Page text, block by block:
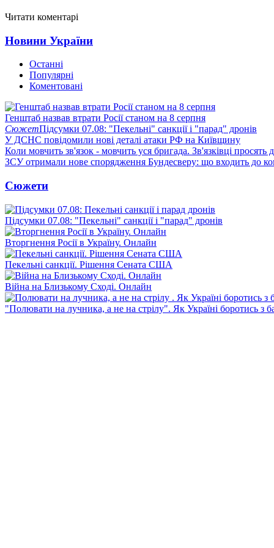
Читати коментарі
Новини України
Останні
Популярні
Коментовані
Генштаб назвав втрати Росії станом на 8 серпня
СюжетПідсумки 07.08: "Пекельні" санкції і "парад" дронів
У ДСНС повідомили нові деталі атаки РФ на Київщину
Коли мовчить зв'язок - мовчить уся бригада. Зв'язківці просять
ЗСУ отримали нове спорядження Бундесверу: що входить до
Сюжети
Підсумки 07.08: "Пекельні" санкції і "парад" дронів
Вторгнення Росії в Україну. Онлайн
Пекельні санкції. Рішення Сената США
Війна на Близькому Сході. Онлайн
"Полювати на лучника, а не на стрілу". Як Україні боротись з